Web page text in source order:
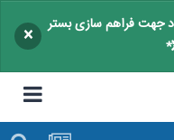
فراهم سازی بستر
×